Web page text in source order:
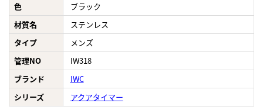
色
ブラック
材質名
ステンレス
タイプ
メンズ
管理NO
IW318
ブランド
IWC
シリーズ
アクアタイマー